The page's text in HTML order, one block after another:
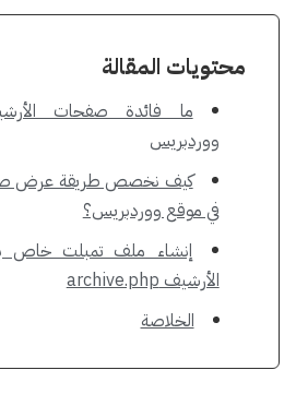
محتويات المقالة
ما فائدة صفحات
ووردبريس
كيف نخصص طريقة عرض
في موقع ووردبريس؟
إنشاء ملف تمبلت خاص
الأرشيف archive.php
الخلاصة